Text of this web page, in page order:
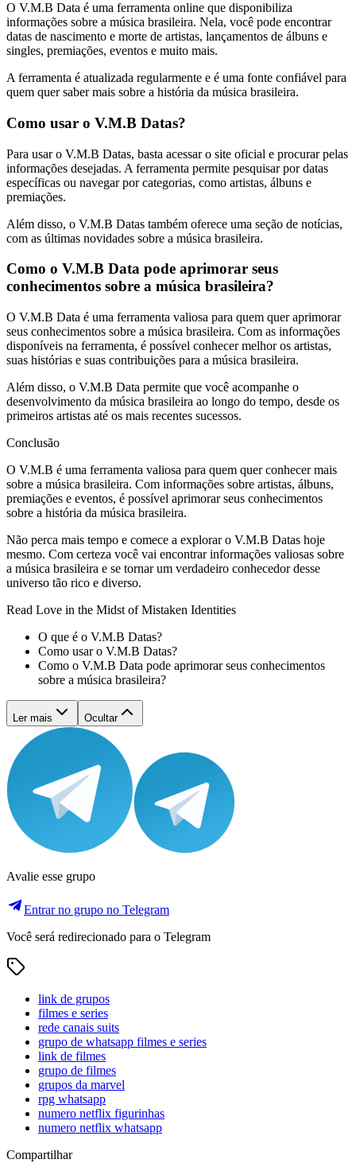
O V.M.B Data é uma ferramenta online que disponibiliza
informações sobre a música brasileira. Nela, você pode encontrar
datas de nascimento e morte de artistas, lançamentos de álbuns e
singles, premiações, eventos e muito mais.
A ferramenta é atualizada regularmente e é uma fonte confiável para
quem quer saber mais sobre a história da música brasileira.
Como usar o V.M.B Datas?
Para usar o V.M.B Datas, basta acessar o site oficial e procurar pelas
informações desejadas. A ferramenta permite pesquisar por datas
específicas ou navegar por categorias, como artistas, álbuns e
premiações.
Além disso, o V.M.B Datas também oferece uma seção de notícias,
com as últimas novidades sobre a música brasileira.
Como o V.M.B Data pode aprimorar seus
conhecimentos sobre a música brasileira?
O V.M.B Data é uma ferramenta valiosa para quem quer aprimorar
seus conhecimentos sobre a música brasileira. Com as informações
disponíveis na ferramenta, é possível conhecer melhor os artistas,
suas histórias e suas contribuições para a música brasileira.
Além disso, o V.M.B Data permite que você acompanhe o
desenvolvimento da música brasileira ao longo do tempo, desde os
primeiros artistas até os mais recentes sucessos.
Conclusão
O V.M.B é uma ferramenta valiosa para quem quer conhecer mais
sobre a música brasileira. Com informações sobre artistas, álbuns,
premiações e eventos, é possível aprimorar seus conhecimentos
sobre a história da música brasileira.
Não perca mais tempo e comece a explorar o V.M.B Datas hoje
mesmo. Com certeza você vai encontrar informações valiosas sobre
a música brasileira e se tornar um verdadeiro conhecedor desse
universo tão rico e diverso.
Read Love in the Midst of Mistaken Identities
O que é o V.M.B Datas?
Como usar o V.M.B Datas?
Como o V.M.B Data pode aprimorar seus conhecimentos
sobre a música brasileira?
Ler mais Ocultar
Avalie esse grupo
Entrar no grupo no Telegram
Você será redirecionado para o Telegram
link de grupos
filmes e series
rede canais suits
grupo de whatsapp filmes e series
link de filmes
grupo de filmes
grupos da marvel
rpg whatsapp
numero netflix figurinhas
numero netflix whatsapp
Compartilhar